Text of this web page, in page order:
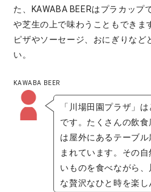
た、KAWABA BEERはプラカップ
や芝生の上で味わうこともできま
ピザやソーセージ、おにぎりなど
い。
KAWABA BEER
「川場田園プラザ」
です。たくさんの飲
は屋外にあるテーブ
まれています。その
いものを食べながら
な贅沢なひと時を楽し